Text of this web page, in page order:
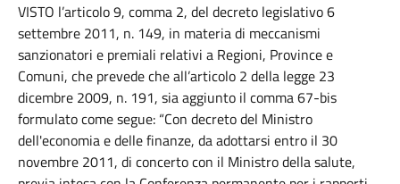
VISTO l’articolo 9, comma 2, del decreto legislativo 6
settembre 2011, n. 149, in materia di meccanismi
sanzionatori e premiali relativi a Regioni, Province e
Comuni, che prevede che all’articolo 2 della legge 23
dicembre 2009, n. 191, sia aggiunto il comma 67-bis
formulato come segue: “Con decreto del Ministro
dell'economia e delle finanze, da adottarsi entro il 30
novembre 2011, di concerto con il Ministro della salute,